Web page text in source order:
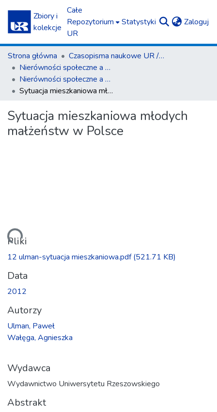
Zbiory i
kolekcje
Całe
Repozytorium
UR
Statystyki Zaloguj
Strona główna
Czasopisma naukowe UR / Scientific Journals
Nierówności społeczne a wzrost gospodarczy
Nierówności społeczne a wzrost gospodarczy z. 25 (2012)
Sytuacja mieszkaniowa młodych małżeństw w Polsce
Sytuacja mieszkaniowa młodych
małżeństw w Polsce
Pliki
12 ulman-sytuacja mieszkaniowa.pdf(521.71 KB)
Data
2012
Autorzy
Ulman, Paweł
Wałęga, Agnieszka
Wydawca
Wydawnictwo Uniwersytetu Rzeszowskiego
Abstrakt